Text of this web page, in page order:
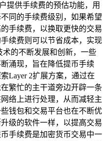
提供手续费的预估功能，用
同的手续费级别，如果希望
手续费，以换取更快的交易
续费则可以节省成本，实现
的不断发展和创新，一些
涌现，旨在降低提币手续
Layer 2扩展方案，通过在
繁忙的主干道旁边开辟一条
络上进行处理，从而减轻主
钱包和交易平台也在不断优
级的软件一样，以提高交易
手续费是加密货币交易中一